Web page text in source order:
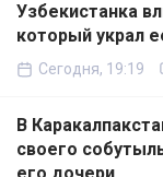
Узбекистанка
который украл
Сегодня, 19:19
В
своего